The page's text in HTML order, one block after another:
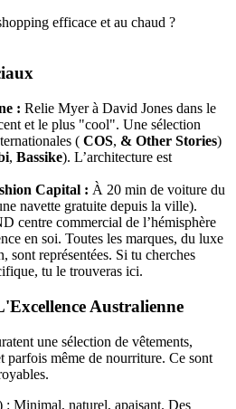
efficace et au chaud ?
: Relie Myer à David Jones dans le
et le plus "cool". Une sélection
( COS, & Other Stories)
, Bassike). L’architecture est
Capital : À 20 min de voiture du
navette gratuite depuis la ville).
centre commercial de l’hémisphère
en soi. Toutes les marques, du luxe
sont représentées. Si tu cherches
tu le trouveras ici.
Australienne
une sélection de vêtements,
parfois même de nourriture. Ce sont
Minimal, naturel, apaisant. Des